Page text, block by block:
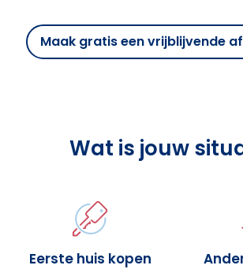
Maak gratis een vrijblijvende
Wat is jouw
Eerste huis kopen